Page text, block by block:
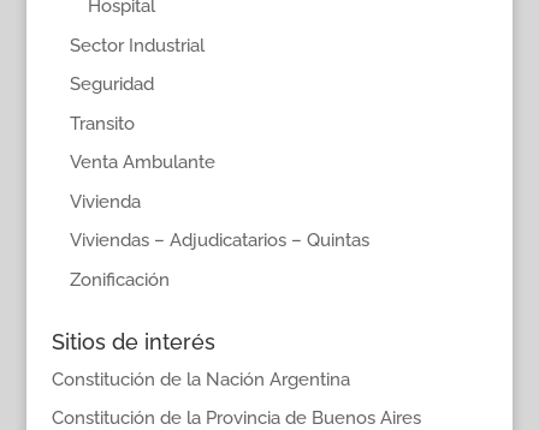
Hospital
Sector Industrial
Seguridad
Transito
Venta Ambulante
Vivienda
Viviendas – Adjudicatarios – Quintas
Zonificación
Sitios de interés
Constitución de la Nación Argentina
Constitución de la Provincia de Buenos Aires